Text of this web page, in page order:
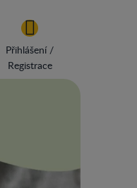
Přihlášení /
Registrace